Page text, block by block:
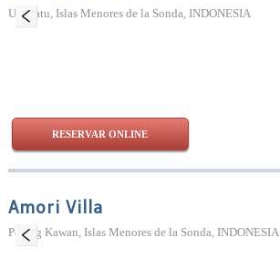
Uluwatu, Islas Menores de la Sonda, INDONESIA
RESERVAR ONLINE
Amori Villa
Pejeng Kawan, Islas Menores de la Sonda, INDONESIA